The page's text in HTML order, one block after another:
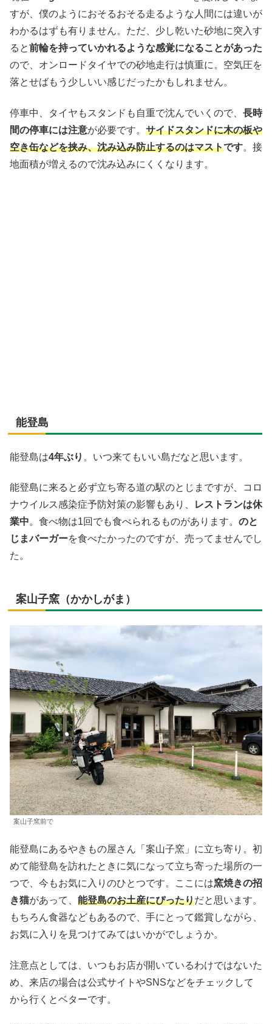
すが、僕のようにおそるおそる走るような人間には違いが
わかるはずも有りません。ただ、少し乾いた砂地に突入す
ると前輪を持っていかれるような感覚になることがあった
ので、オンロードタイヤでの砂地走行は慎重に。空気圧を
落とせばもう少しいい感じだったかもしれません。
停車中、タイヤもスタンドも自重で沈んでいくので、 長時
間の停車には注意が必要です。 サイドスタンドに木の板や
空き缶などを挟み、沈み込み防止するのはマストです。接
地面積が増えるので沈み込みにくくなります。
能登島
能登島は4年ぶり 。いつ来てもいい島だなと思います。
能登島に来ると必ず立ち寄る道の駅のとじまですが、コロ
ナウイルス感染症予防対策の影響もあり、
レストランは休
業中。食べ物は1回でも食べられるものがあります。 のと
じまバーガーを食べたかったのですが、売ってませんでし
た。
案山子窯（かかしがま）
案山子窯前で
能登島にあるやきもの屋さん「案山子窯」に立ち寄り。初
めて能登島を訪れたときに気になって立ち寄った場所の一
つで、今もお気に入りのひとつです。ここには窯焼きの招
き猫があって、 能登島のお土産にぴったりだと思います。
もちろん食器などもあるので、手にとって鑑賞しながら、
お気に入りを見つけてみてはいかがでしょうか。
注意点としては、いつもお店が開いているわけではないた
め、来店の場合は公式サイトやSNSなどをチェックして
から行くとベターです。